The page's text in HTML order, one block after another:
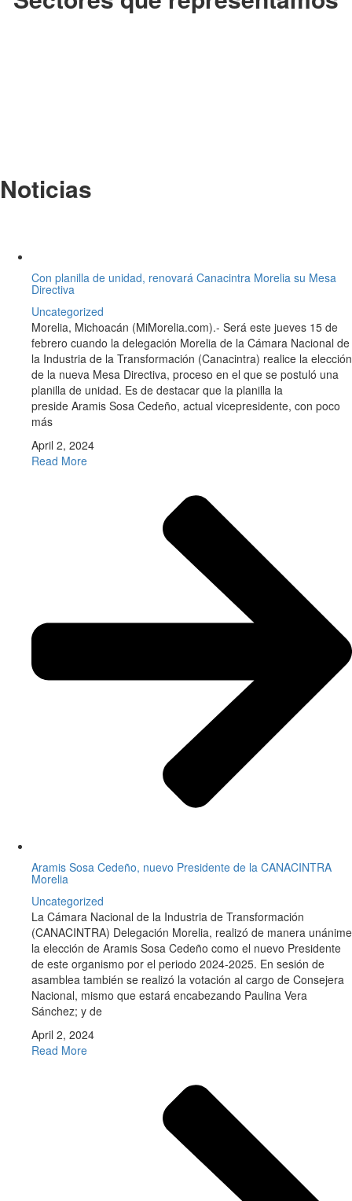
Noticias
Con planilla de unidad, renovará Canacintra Morelia su Mesa
Directiva
Uncategorized
Morelia, Michoacán (MiMorelia.com).- Será este jueves 15 de
febrero cuando la delegación Morelia de la Cámara Nacional de
la Industria de la Transformación (Canacintra) realice la elección
de la nueva Mesa Directiva, proceso en el que se postuló una
planilla de unidad. Es de destacar que la planilla la
preside Aramis Sosa Cedeño, actual vicepresidente, con poco
más
April 2, 2024
Read More
Aramis Sosa Cedeño, nuevo Presidente de la CANACINTRA
Morelia
Uncategorized
La Cámara Nacional de la Industria de Transformación
(CANACINTRA) Delegación Morelia, realizó de manera unánime
la elección de Aramis Sosa Cedeño como el nuevo Presidente
de este organismo por el periodo 2024-2025. En sesión de
asamblea también se realizó la votación al cargo de Consejera
Nacional, mismo que estará encabezando Paulina Vera
Sánchez; y de
April 2, 2024
Read More